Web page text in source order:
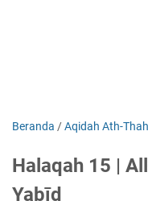
Beranda /Aqidah Ath-
Halaqah 15 |
Yabīd